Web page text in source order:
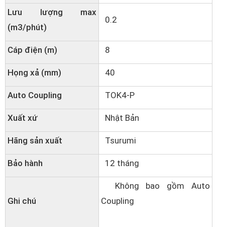
Lưu lượng max
(m3/phút)
0.2
Cáp điện (m) 8
Họng xả (mm) 40
Auto Coupling TOK4-P
Xuất xứ Nhật Bản
Hãng sản xuất Tsurumi
Bảo hành 12 tháng
Ghi chú
Không bao gồm Auto
Coupling